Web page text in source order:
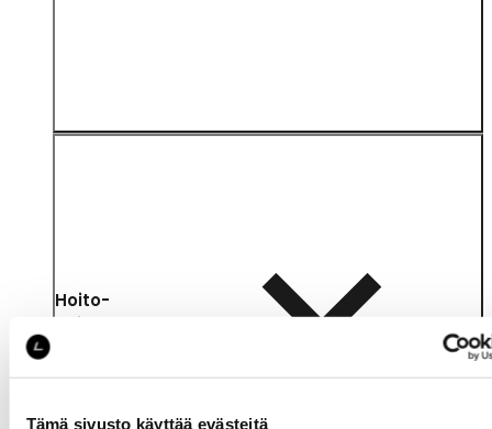
Tämä sivusto käyttää evästeitä
Hoito-
ohjeet